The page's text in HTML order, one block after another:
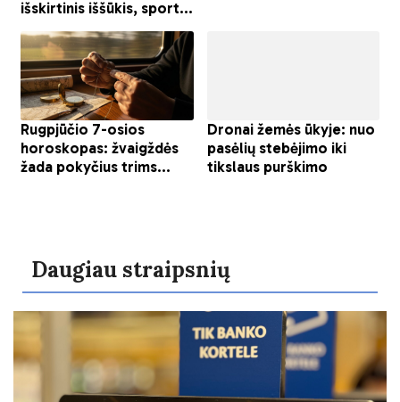
Daugiau straipsnių